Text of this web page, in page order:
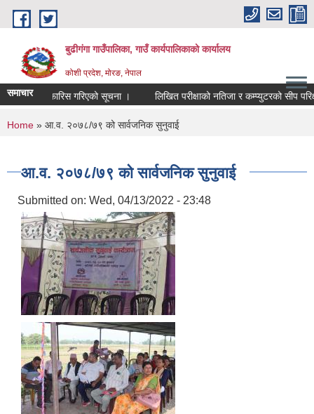
Skip to main content
बुढीगंगा गाउँपालिका, गाउँ कार्यपालिकाको कार्यालय
कोशी प्रदेश, मोरङ, नेपाल
समाचारसिफारिस गरिएको सूचना । लिखित परीक्षाको नतिजा र कम्प्युटरको सीप परिक्षण
You are here
Home » आ.व. २०७८/७९ को सार्वजनिक सुनुवाई
आ.व. २०७८/७९ को सार्वजनिक सुनुवाई
Submitted on: Wed, 04/13/2022 - 23:48